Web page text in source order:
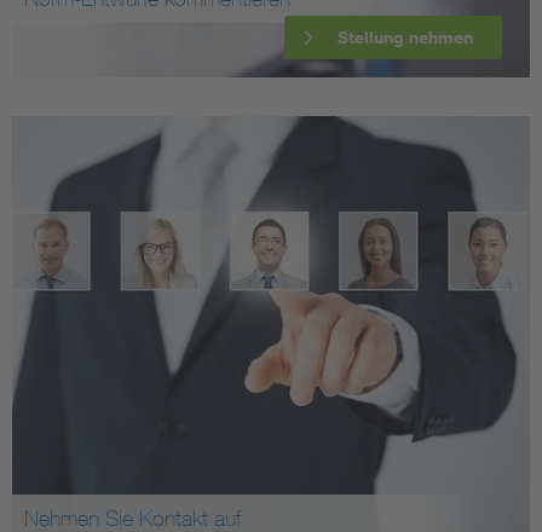
Stellung nehmen
Nehmen Sie Kontakt auf